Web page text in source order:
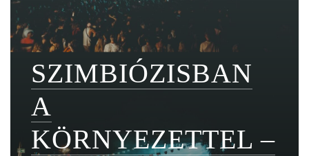
SZIMBIÓZISBAN
A
KÖRNYEZETTEL –